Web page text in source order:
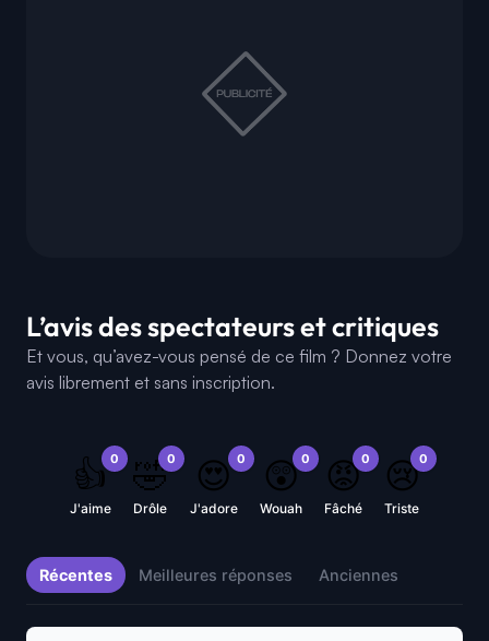
L’avis des spectateurs et critiques
Et vous, qu’avez-vous pensé de ce film ? Donnez votre
avis librement et sans inscription.
0
👍
J'aime
0
🤣
Drôle
0
😍
J'adore
0
😲
Wouah
0
😡
Fâché
0
😢
Triste
Récentes Meilleures réponses Anciennes